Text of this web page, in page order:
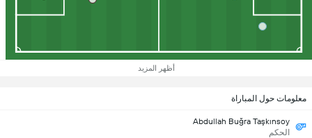
أظهر المزيد
معلومات حول المباراة
Abdullah Buğra Taşkınsoy
الحكم